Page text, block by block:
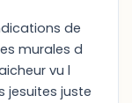
de
murales d
vu l
jesuites juste